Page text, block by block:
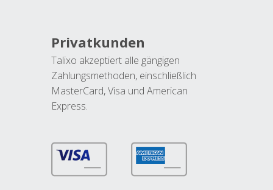
Privatkunden
Talixo akzeptiert alle gängigen
Zahlungsmethoden, einschließlich
MasterCard, Visa und American
Express.